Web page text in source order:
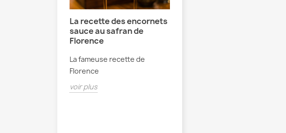
La recette des encornets
sauce au safran de
Florence
La fameuse recette de
Florence
voir plus